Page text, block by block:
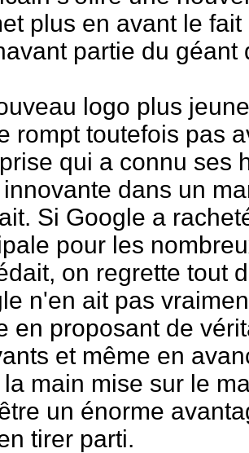
plus en avant le
partie du géant
logo plus
rompt toutefois pas
qui a connu ses
dans un
Si Google a
pour les
on regrette tout
n'en ait pas
en proposant de
et même en
main mise sur le
un énorme
tirer parti.